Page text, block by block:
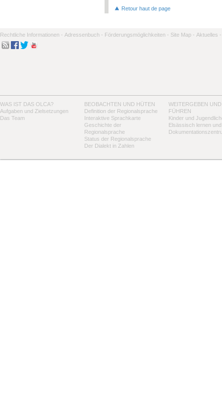
Retour haut de page
Rechtliche Informationen - Adressenbuch - Förderungsmöglichkeiten - Site Map - Aktuelles -
WAS IST DAS OLCA?
Aufgaben und Zielsetzungen
Das Team
BEOBACHTEN UND HÜTEN
Definition der Regionalsprache
Interaktive Sprachkarte
Geschichte der
Regionalsprache
Status der Regionalsprache
Der Dialekt in Zahlen
WEITERGEBEN UND
FÜHREN
Kinder und
Elsässisch lernen